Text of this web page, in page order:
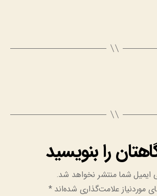
را بنویسید
ایمیل شما منتشر نخواهد شد.
موردنیاز علامت‌گذاری شده‌اند*